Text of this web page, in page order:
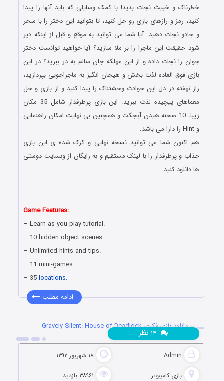
خطرناک و خبیث نجات بدید! با کمک وسایلی که باید آنها را پیدا
کنید، رمز و رازهای بازی رو حل کنید، تا بتوانید این دختر را با سحر
و جادو نجات دهید. آیا شما می توانید به موقع و قبل از اینکه دیر
شود حقیقت این ماجرا را بر ملا سازید؟ آیا خواهید توانست دختر
جوان را نجات داده و از این مهلکه جان سالم به در ببرید؟ در این
بازی فوق العاده لذت بخش و هیجان انگیز به ماجراجویی بپردازید،
راز نهفته در دل این حوادث وحشتناک را پیدا کنید و از بازی و حل
معماهای پیچیده لذت ببرید. این بازی پرطرفدار شامل 35 مکان
زیبا، 10 صحنه هیدن آبجکت و همچنین بی نهایت امکان راهنمایی
و Hint را دارا می باشد.
هم اکنون شما می توانید نسخه نهایی و کرک شده ی این بازی
جذاب و پرطرفدار را با لینک مستقیم و به رایگان از وبسایت دوستی
ها دانلود کنید.
Game Features:
– Learn-as-you-play tutorial.
– 10 hidden object scenes.
– Unlimited hints and tips.
– 11 mini-games.
– 35locations.
ادامه مطلب
دانلود بازی فکری Gravely Silent: House of Deadlock
Collector’s Edition
Admin ۱۸ شهریور ۱۳۹۲
بازی کامپیوتر ۳۸۹۶۱ بازدید
نظر